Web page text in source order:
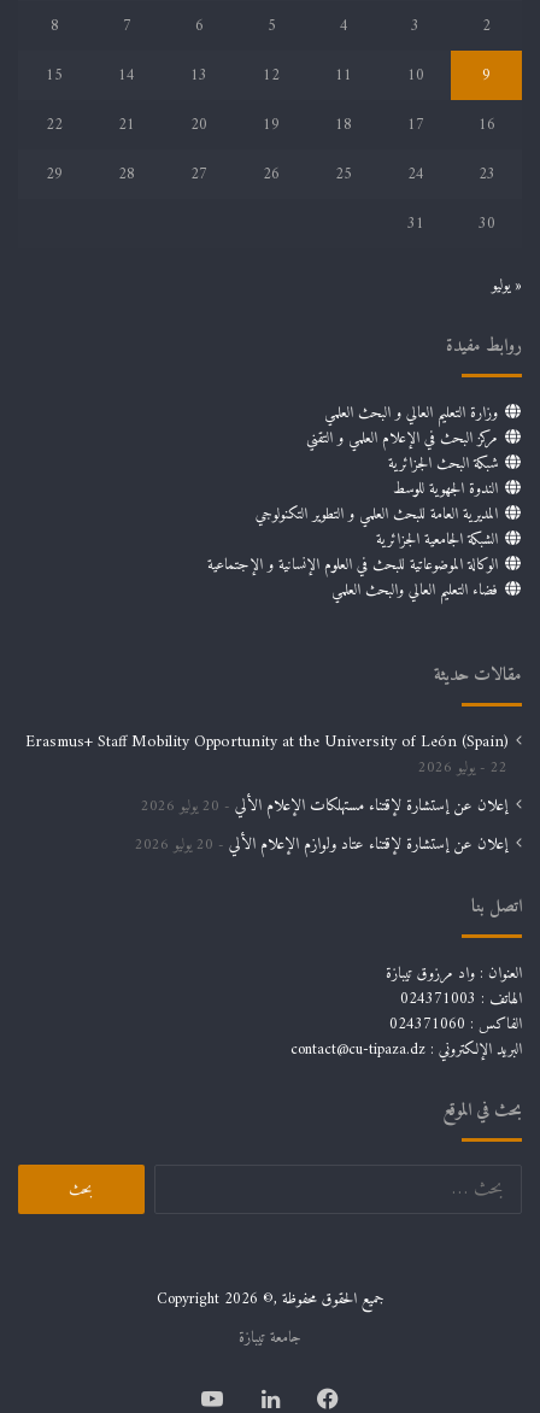
2
3
4
5
6
7
8
9
10
11
12
13
14
15
16
17
18
19
20
21
22
23
24
25
26
27
28
29
30
31
« يوليو
روابط مفيدة
وزارة التعليم العالي و البحث العلمي
مركز البحث في الإعلام العلمي و التقني
شبكة البحث الجزائرية
الندوة الجهوية للوسط
المديرية العامة للبحث العلمي و التطوير التكنولوجي
الشبكة الجامعية الجزائرية
الوكالة الموضوعاتية للبحث في العلوم الإنسانية و الإجتماعية
فضاء التعليم العالي والبحث العلمي
مقالات حديثة
Erasmus+ Staff Mobility Opportunity at the University of León (Spain)
22 يوليو 2026
إعلان عن إستشارة لإقتناء مستهلكات الإعلام الألي 20 يوليو 2026
إعلان عن إستشارة لإقتناء عتاد ولوازم الإعلام الألي 20 يوليو 2026
اتصل بنا
العنوان : واد مرزوق تيبازة
الهاتف : 024371003
الفاكس : 024371060
البريد الإلكتروني : contact@cu-tipaza.dz
بحث في الموقع
البحث
جميع الحقوق محفوظة ,© Copyright 2026
جامعة تيبازة
فيسبوكلينكدإن يوتيوب